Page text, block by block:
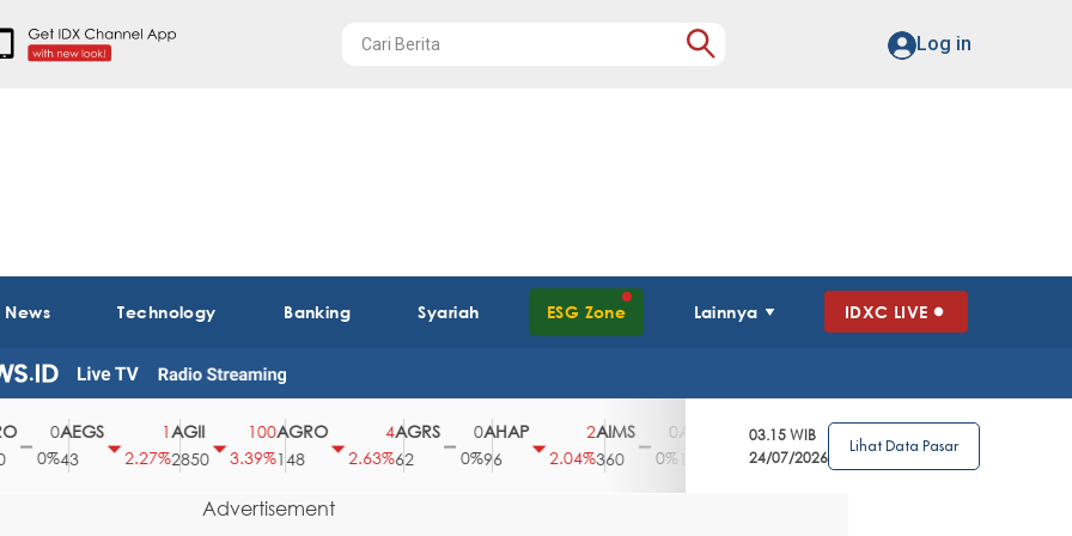
Log in
Technology Banking Syariah ESG Zone Lainnya IDXC LIVE
0%
AEGS
43
2.27%
AGII
2850
3.39%
AGRO
148
2.63%
AGRS
62
AHAP
96
2.04%
AIMS
360
0%
AISA
108
AKPI
492
2
0.4%
AKRA
1435
1.77%
03.15 WIB
24/07/2026
Lihat Data Pasar
Advertisement